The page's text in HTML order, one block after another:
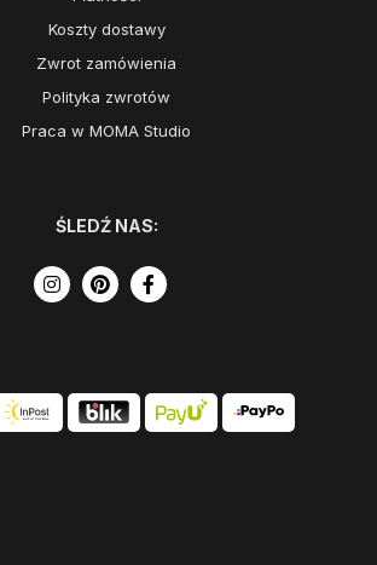
Koszty dostawy
Zwrot zamówienia
Polityka zwrotów
Praca w MOMA Studio
ŚLEDŹ NAS: